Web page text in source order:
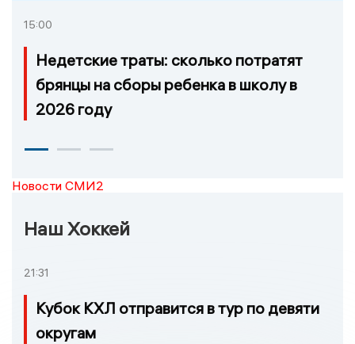
15:00
Недетские траты: сколько потратят
брянцы на сборы ребенка в школу в
2026 году
Новости СМИ2
Наш Хоккей
21:31
Кубок КХЛ отправится в тур по девяти
округам